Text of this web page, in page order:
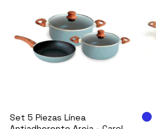
Set 5 Piezas Línea